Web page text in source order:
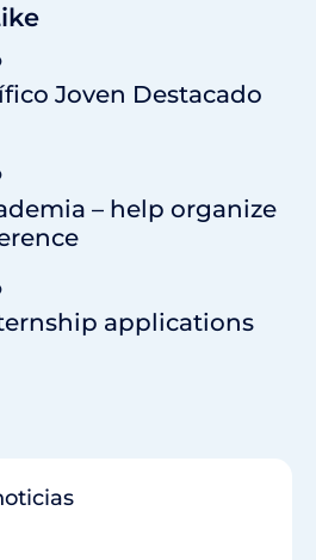
Joven Destacado
– help organize
applications